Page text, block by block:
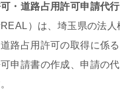
・道路占用許可申請代
）は、埼玉県の法人
路占用許可の取得に係
申請書の作成、申請の